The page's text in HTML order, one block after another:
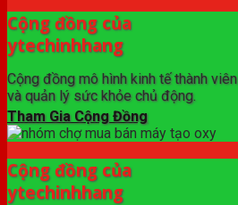
Cộng đồng của
ytechinhhang
Cộng đồng mô hình kinh tế thành viên
và quản lý sức khỏe chủ động.
Tham Gia Cộng Đồng
Cộng đồng của
ytechinhhang